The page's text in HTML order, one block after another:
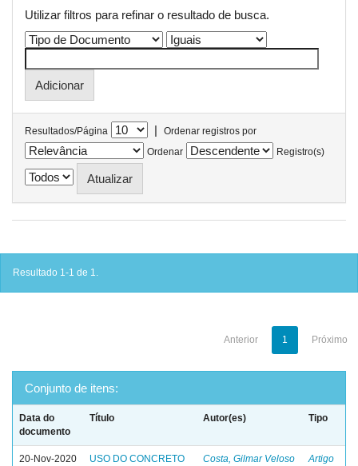
Utilizar filtros para refinar o resultado de busca.
Resultados/Página |
Ordenar registros por
Ordenar
Registro(s)
Resultado 1-1 de 1.
Anterior 1 Próximo
Conjunto de itens:
Data do
documento
Título Autor(es) Tipo
20-Nov-2020
USO DO CONCRETO
Costa, Gilmar Veloso
Artigo